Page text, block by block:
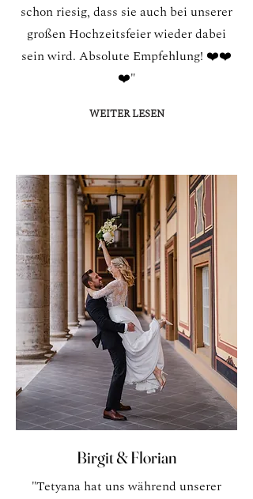
schon riesig, dass sie auch bei unserer
großen Hochzeitsfeier wieder dabei
sein wird. Absolute Empfehlung! ❤️❤️
❤️"
WEITER LESEN
Birgit & Florian
"Tetyana hat uns während unserer